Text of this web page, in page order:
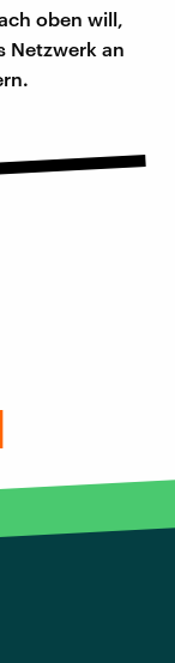
oben will,
Netzwerk an